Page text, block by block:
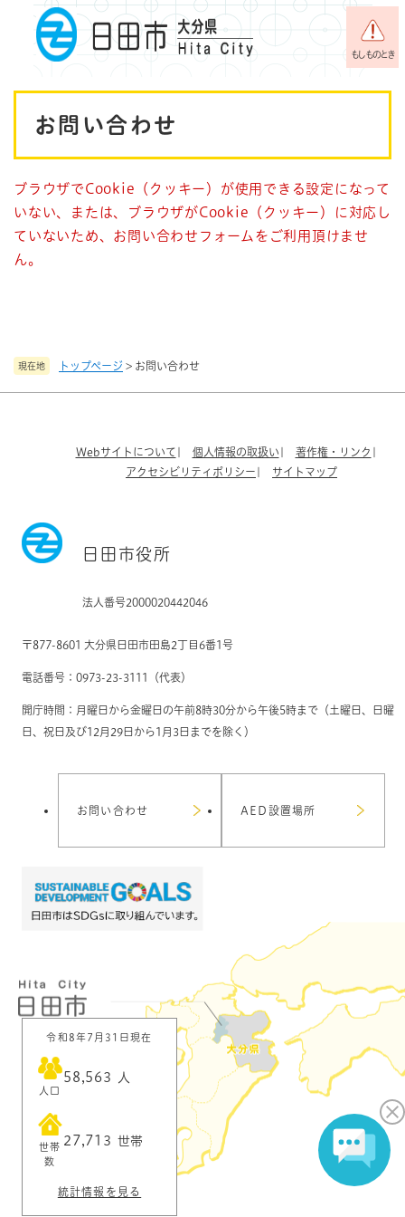
メニューを飛ばして本文へ
もしものとき
現在地 トップページ > お問い合わせ
お問い合わせ
ブラウザでCookie（クッキー）が使用できる設定になって
いない、または、ブラウザがCookie（クッキー）に対応し
ていないため、お問い合わせフォームをご利用頂けませ
ん。
Webサイトについて 個人情報の取扱い
著作権・リンク
アクセシビリティポリシー
サイトマップ
日田市役所
法人番号2000020442046
〒877-8601 大分県日田市田島2丁目6番1号
電話番号：0973-23-3111（代表）
開庁時間：月曜日から金曜日の午前8時30分から午後5時まで（土曜日、日曜
日、祝日及び12月29日から1月3日までを除く）
お問い合わせ AED設置場所
令和8年7月31日現在
人口
58,563 人
世帯
数
27,713 世帯
統計情報を見る